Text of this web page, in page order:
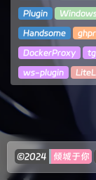
Plugin
Handsome
DockerProxy
ws-plugin
©2024 倾城于你